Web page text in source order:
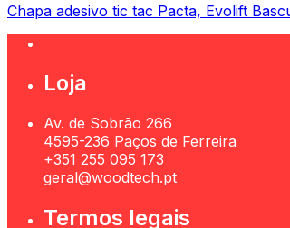
Chapa adesivo tic tac Pacta, Evolift
Loja
Av. de Sobrão 266
4595-236 Paços de Ferreira
+351 255 095 173
geral@woodtech.pt
Termos legais